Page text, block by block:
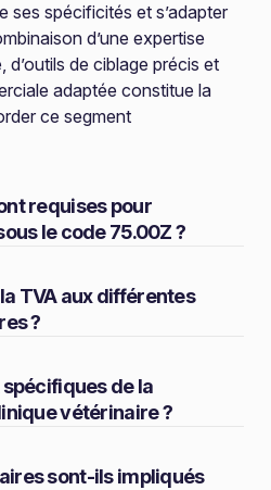
ses spécificités et s’adapter
d’une expertise
de ciblage précis et
adaptée constitue la
ce segment
requises pour
le code 75.00Z ?
TVA aux différentes
?
de la
vétérinaire ?
sont-ils impliqués